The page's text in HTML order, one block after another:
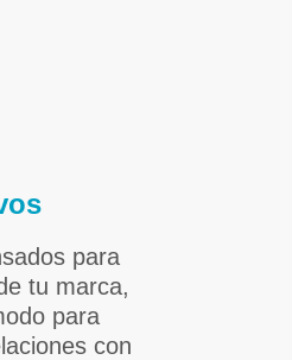
para
tu marca,
para
con